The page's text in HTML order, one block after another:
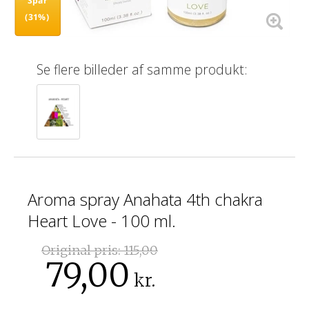
(31%)
Se flere billeder af samme produkt:
Aroma spray Anahata 4th chakra
Heart Love - 100 ml.
Original pris:115,00
79,00 kr.